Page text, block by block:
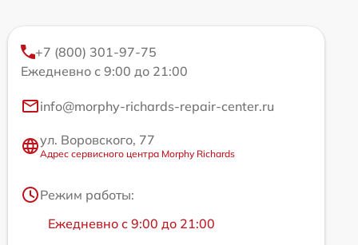
+7 (800) 301-97-75
Ежедневно с 9:00 до 21:00
info@morphy-richards-repair-center.ru
ул. Воровского, 77
Адрес сервисного центра Morphy Richards
Режим работы:
Ежедневно с 9:00 до 21:00